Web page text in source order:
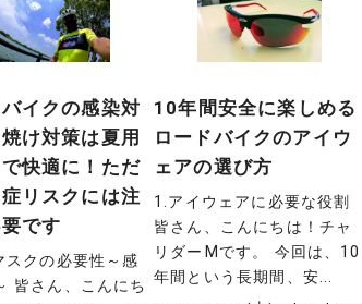
イクの感染対
け対策は夏用
快適に！ただ
リスクには注
です
スクの必要性～感
皆さん、こんにち
10年間安全に楽しめる
ロードバイクのアイウ
ェアの選び方
1.アイウェアに必要な役割
皆さん、こんにちは！チャ
リダーⅯです。 今回は、10
年間という長期間、安...